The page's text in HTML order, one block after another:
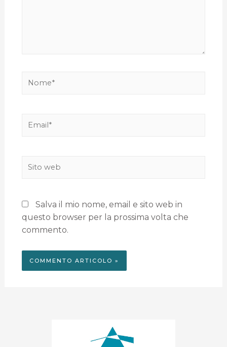
Salva il mio nome, email e sito web in
questo browser per la prossima volta che
commento.